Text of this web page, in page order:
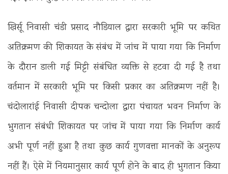
खिर्सू निवासी चंडी प्रसाद नौडियाल द्वारा सरकारी भूमि पर कथित
अतिक्रमण की शिकायत के संबंध में जांच में पाया गया कि निर्माण
के दौरान डाली गई मिट्टी संबंधित व्यक्ति से हटवा दी गई है तथा
वर्तमान में सरकारी भूमि पर किसी प्रकार का अतिक्रमण नहीं है।
चंदोलारांई निवासी दीपक चन्दोला द्वारा पंचायत भवन निर्माण के
भुगतान संबंधी शिकायत पर जांच में पाया गया कि निर्माण कार्य
अभी पूर्ण नहीं हुआ है तथा कुछ कार्य गुणवत्ता मानकों के अनुरूप
नहीं हैं। ऐसे में नियमानुसार कार्य पूर्ण होने के बाद ही भुगतान किया